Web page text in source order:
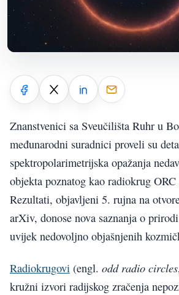
Znanstvenici sa Sveučilišta Ruhr u
međunarodni suradnici proveli su
spektropolarimetrijska opažanja
objekta poznatog kao radiokrug ORC
Rezultati, objavljeni 5. rujna na
arXiv, donose nova saznanja o
uvijek nedovoljno objašnjenih
Radiokrugovi (engl. odd radio circles
kružni izvori radijskog zračenja